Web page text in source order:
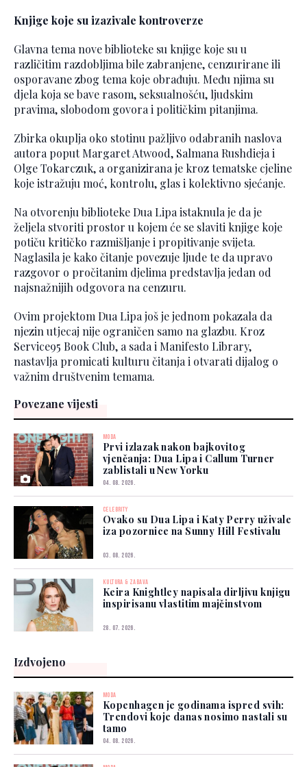
Knjige koje su izazivale kontroverze
Glavna tema nove biblioteke su knjige koje su u
različitim razdobljima bile zabranjene, cenzurirane ili
osporavane zbog tema koje obrađuju. Među njima su
djela koja se bave rasom, seksualnošću, ljudskim
pravima, slobodom govora i političkim pitanjima.
Zbirka okuplja oko stotinu pažljivo odabranih naslova
autora poput Margaret Atwood, Salmana Rushdieja i
Olge Tokarczuk, a organizirana je kroz tematske cjeline
koje istražuju moć, kontrolu, glas i kolektivno sjećanje.
Na otvorenju biblioteke Dua Lipa istaknula je da je
željela stvoriti prostor u kojem će se slaviti knjige koje
potiču kritičko razmišljanje i propitivanje svijeta.
Naglasila je kako čitanje povezuje ljude te da upravo
razgovor o pročitanim djelima predstavlja jedan od
najsnažnijih odgovora na cenzuru.
Ovim projektom Dua Lipa još je jednom pokazala da
njezin utjecaj nije ograničen samo na glazbu. Kroz
Service95 Book Club, a sada i Manifesto Library,
nastavlja promicati kulturu čitanja i otvarati dijalog o
važnim društvenim temama.
Povezane vijesti
MODA
Prvi izlazak nakon bajkovitog
vjenčanja: Dua Lipa i Callum Turner
zablistali u New Yorku
04. 08. 2026.
CELEBRITY
Ovako su Dua Lipa i Katy Perry uživale
iza pozornice na Sunny Hill Festivalu
03. 08. 2026.
KULTURA & ZABAVA
Keira Knightley napisala dirljivu knjigu
inspirisanu vlastitim majčinstvom
28. 07. 2026.
Izdvojeno
MODA
Kopenhagen je godinama ispred svih:
Trendovi koje danas nosimo nastali su
tamo
04. 08. 2026.